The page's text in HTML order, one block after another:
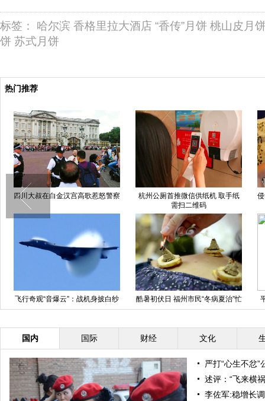
标签： 哈尔滨 香格里拉大酒店 “香传”月饼 桃山皮月
饼 苏式月饼
热门推荐
四川大叔在白金汉宫高歌惹怒警察
杭州公厕首推微信供纸机 取手纸
需扫二维码
飞行奇观“音爆云”：战机身披白纱
裙
酷暑初伏日 福州市民“冬病夏治”忙
国内 国际 财经 文化
严打“心生不忿
述评：“飞来横
李佐军:稳增长